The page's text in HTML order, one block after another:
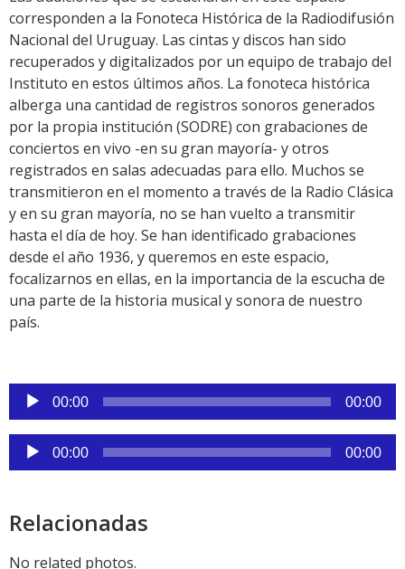
corresponden a la Fonoteca Histórica de la Radiodifusión
Nacional del Uruguay. Las cintas y discos han sido
recuperados y digitalizados por un equipo de trabajo del
Instituto en estos últimos años. La fonoteca histórica
alberga una cantidad de registros sonoros generados
por la propia institución (SODRE) con grabaciones de
conciertos en vivo -en su gran mayoría- y otros
registrados en salas adecuadas para ello. Muchos se
transmitieron en el momento a través de la Radio Clásica
y en su gran mayoría, no se han vuelto a transmitir
hasta el día de hoy. Se han identificado grabaciones
desde el año 1936, y queremos en este espacio,
focalizarnos en ellas, en la importancia de la escucha de
una parte de la historia musical y sonora de nuestro
país.
Reproductor
de
audio
00:00 00:00
Reproductor
de
00:00 00:00
Relacionadas
No related photos.